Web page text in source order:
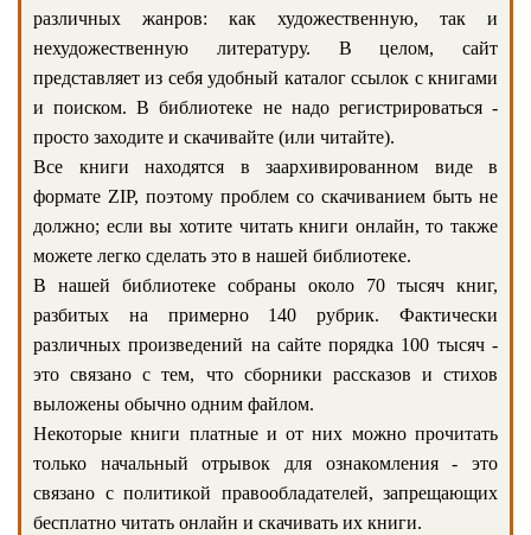
различных жанров: как художественную, так и
нехудожественную литературу. В целом, сайт
представляет из себя удобный каталог ссылок с книгами
и поиском. В библиотеке не надо регистрироваться -
просто заходите и скачивайте (или читайте).
Все книги находятся в заархивированном виде в
формате ZIP, поэтому проблем со скачиванием быть не
должно; если вы хотите читать книги онлайн, то также
можете легко сделать это в нашей библиотеке.
В нашей библиотеке собраны около 70 тысяч книг,
разбитых на примерно 140 рубрик. Фактически
различных произведений на сайте порядка 100 тысяч -
это связано с тем, что сборники рассказов и стихов
выложены обычно одним файлом.
Некоторые книги платные и от них можно прочитать
только начальный отрывок для ознакомления - это
связано с политикой правообладателей, запрещающих
бесплатно читать онлайн и скачивать их книги.